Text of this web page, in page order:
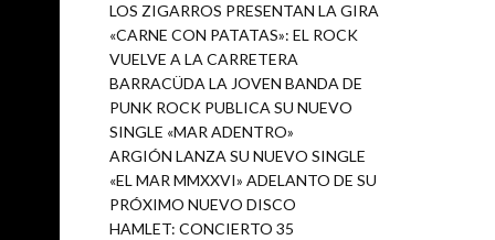
LOS ZIGARROS PRESENTAN LA GIRA
«CARNE CON PATATAS»: EL ROCK
VUELVE A LA CARRETERA
BARRACÜDA LA JOVEN BANDA DE
PUNK ROCK PUBLICA SU NUEVO
SINGLE «MAR ADENTRO»
ARGIÓN LANZA SU NUEVO SINGLE
«EL MAR MMXXVI» ADELANTO DE SU
PRÓXIMO NUEVO DISCO
HAMLET: CONCIERTO 35